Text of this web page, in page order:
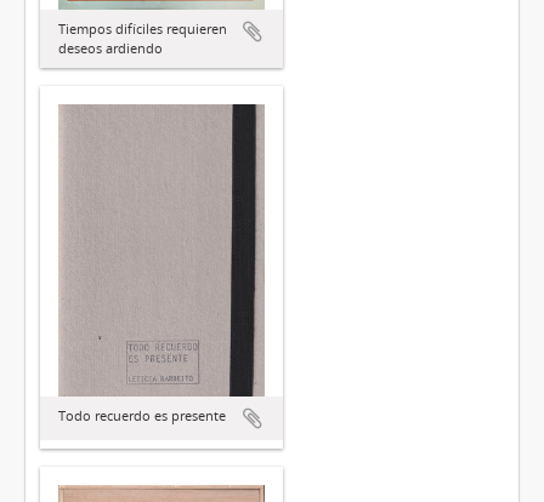
Tiempos difíciles requieren
deseos ardiendo
Todo recuerdo es presente